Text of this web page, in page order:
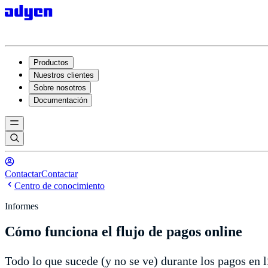
Productos
Nuestros clientes
Sobre nosotros
Documentación
ContactarContactar
Centro de conocimiento
Informes
Cómo funciona el flujo de pagos online
Todo lo que sucede (y no se ve) durante los pagos en